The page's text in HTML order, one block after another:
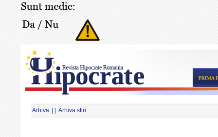
Arhiva Arhiva stiri